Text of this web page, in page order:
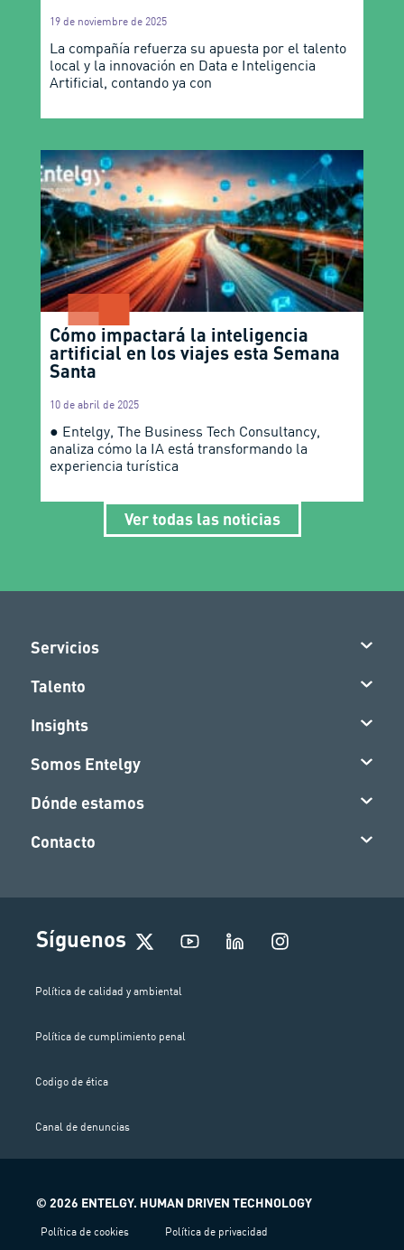
19 de noviembre de 2025
La compañía refuerza su apuesta por el talento
local y la innovación en Data e Inteligencia
Artificial, contando ya con
Cómo impactará la inteligencia
artificial en los viajes esta Semana
Santa
10 de abril de 2025
● Entelgy, The Business Tech Consultancy,
analiza cómo la IA está transformando la
experiencia turística
Ver todas las noticias
Servicios
Talento
Insights
Somos Entelgy
Dónde estamos
Contacto
Síguenos
I
n
Política de calidad y ambiental
Política de cumplimiento penal
Codigo de ética
Canal de denuncias
© 2026 ENTELGY. HUMAN DRIVEN TECHNOLOGY
Política de cookies Política de privacidad